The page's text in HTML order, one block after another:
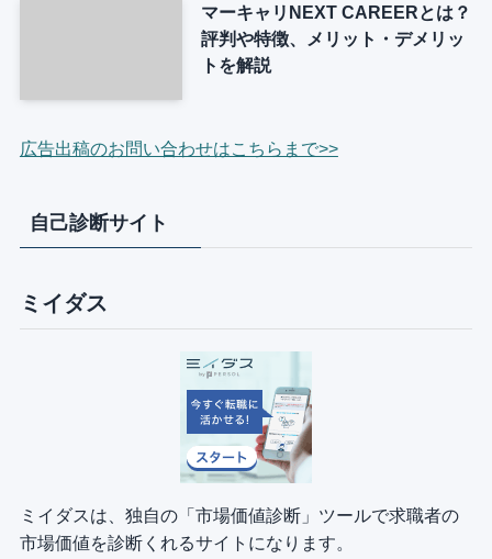
マーキャリNEXT CAREERとは？
評判や特徴、メリット・デメリッ
トを解説
広告出稿のお問い合わせはこちらまで>>
自己診断サイト
ミイダス
ミイダスは、独自の「市場価値診断」ツールで求職者の
市場価値を診断くれるサイトになります。